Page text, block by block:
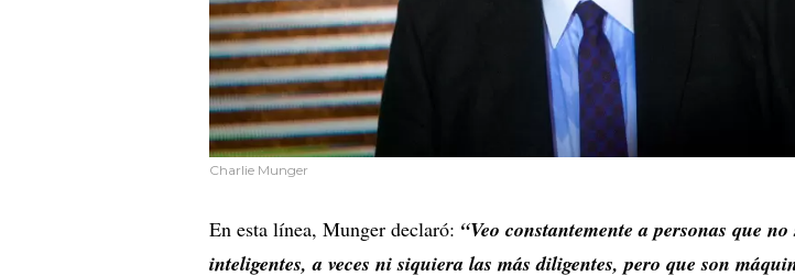
Charlie Munger
En esta línea, Munger declaró: “Veo constantemente a personas que
inteligentes, a veces ni siquiera las más diligentes, pero que son